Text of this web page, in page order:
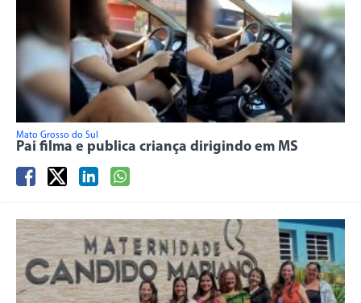
Mato Grosso do Sul
Pai filma e publica criança dirigindo em MS